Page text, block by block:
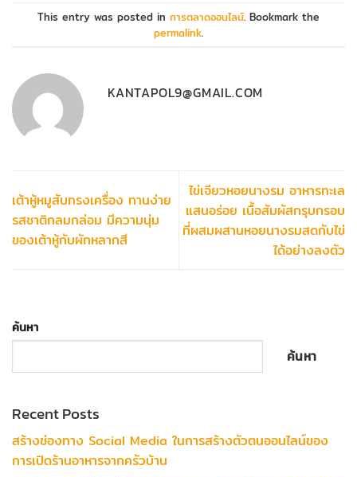
This entry was posted in การตลาดออนไลน์. Bookmark the
permalink.
KANTAPOL9@GMAIL.COM
เต้าหู้หมูสับทรงเครื่อง ทานง่าย
รสชาติกลมกล่อม มีความนุ่ม
ของเต้าหู้กับผักหลากสี
ไข่เจียวหอยนางรม อาหารทะเล
แสนอร่อย เนื้อสัมผัสกรุบกรอบ
ที่ผสมผสานหอยนางรมสดกับไข่
ได้อย่างลงตัว
ค้นหา
ค้นหา
Recent Posts
สร้างช่องทาง Social Media ในการสร้างตัวตนออนไลน์ของ
การเปิดร้านอาหารจากครัวบ้าน